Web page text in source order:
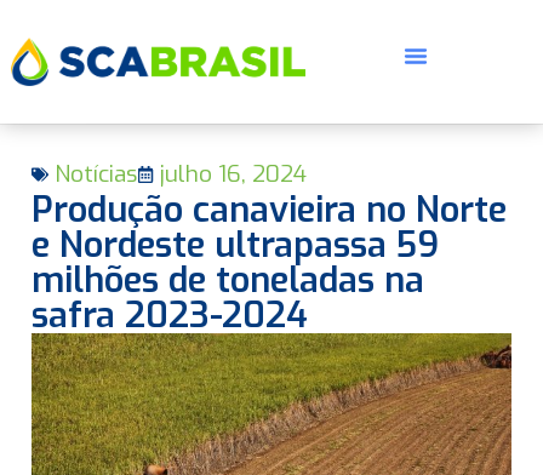
Notícias julho 16, 2024
Produção canavieira no Norte
e Nordeste ultrapassa 59
milhões de toneladas na
safra 2023-2024